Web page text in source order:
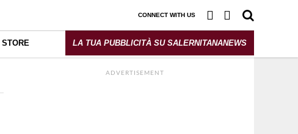
CONNECT WITH US
STORE LA TUA PUBBLICITÀ SU SALERNITANANEWS
ADVERTISEMENT